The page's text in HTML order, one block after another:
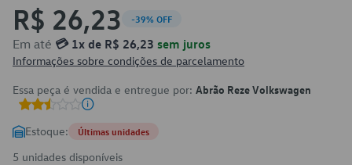
R$ 26,23 -39% OFF
Em até 💳 1x de R$ 26,23 sem juros
Informações sobre condições de parcelamento
Essa peça é vendida e entregue por: Abrão Reze Volkswagen
Estoque: Últimas unidades
5 unidades disponíveis